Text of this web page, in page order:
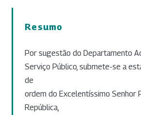
Resumo
Por sugestão do Departamento
Serviço Público, submete-se a
de
ordem do Excelentíssimo Senhor
República,